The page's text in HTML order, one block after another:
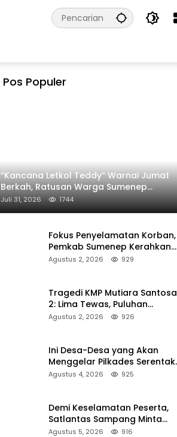
Pos Populer
“Kancana Letkol Teddy” Warnai Jumat
Berkah, Ratusan Warga Sumenep
Terima Nasi Bungkus
Juli 31, 2026 1744
Fokus Penyelamatan Korban,
Pemkab Sumenep Kerahkan
Tim Medis dan Ambulans ke
Agustus 2, 2026 929
Tragedi KMP Mutiara Santosa
2: Lima Tewas, Puluhan
Penumpang Masih Dalam
Agustus 2, 2026 926
Ini Desa-Desa yang Akan
Menggelar Pilkades Serentak
2027 di Kabupaten Sumenep
Agustus 4, 2026 925
Demi Keselamatan Peserta,
Satlantas Sampang Minta
Latihan Gerak Jalan Pindah ke
Agustus 5, 2026 916